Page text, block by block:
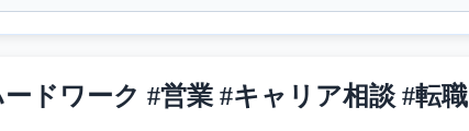
ドワーク #営業 #キャリア相談 #転職